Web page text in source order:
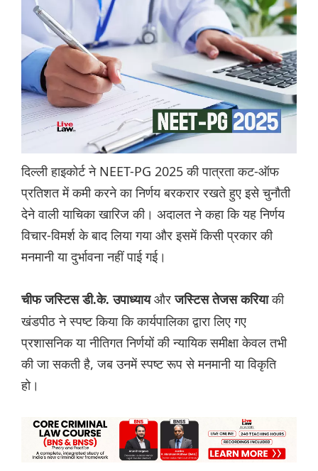
दिल्ली हाइकोर्ट ने NEET-PG 2025 की पात्रता कट-ऑफ
प्रतिशत में कमी करने का निर्णय बरकरार रखते हुए इसे चुनौती
देने वाली याचिका खारिज की। अदालत ने कहा कि यह निर्णय
विचार-विमर्श के बाद लिया गया और इसमें किसी प्रकार की
मनमानी या दुर्भावना नहीं पाई गई।
चीफ जस्टिस डी.के. उपाध्याय औरजस्टिस तेजस करियाकी
खंडपीठ ने स्पष्ट किया कि कार्यपालिका द्वारा लिए गए
प्रशासनिक या नीतिगत निर्णयों की न्यायिक समीक्षा केवल तभी
की जा सकती है, जब उनमें स्पष्ट रूप से मनमानी या विकृति
हो।